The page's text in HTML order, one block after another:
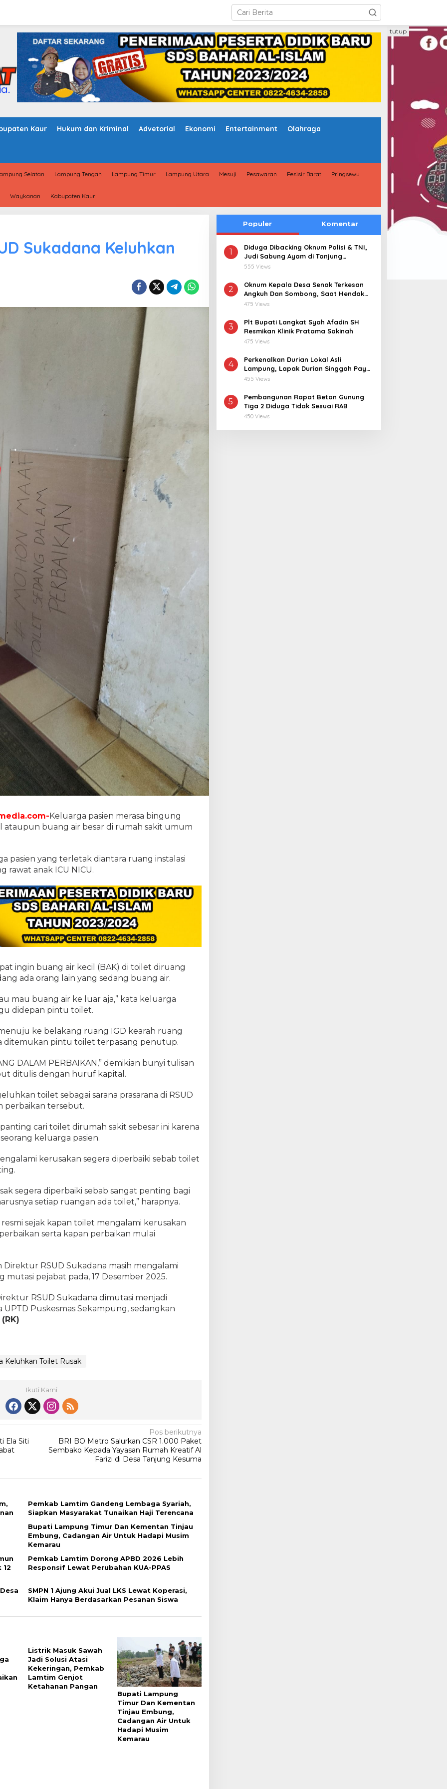
Kaur Hukum dan Kriminal Advetorial Ekonomi Entertainment Olahraga
Selatan Lampung Tengah Lampung Timur Lampung Utara Mesuji Pesawaran Pesisir Barat Pringsewu
Waykanan Kabupaten Kaur
tutup
Sukadana Keluhkan
Keluarga pasien merasa bingung
ataupun buang air besar di rumah sakit umum
pasien yang terletak diantara ruang instalasi
rawat anak ICU NICU.
ingin buang air kecil (BAK) di toilet diruang
ada orang lain yang sedang buang air.
mau buang air ke luar aja,” kata keluarga
didepan pintu toilet.
ke belakang ruang IGD kearah ruang
ditemukan pintu toilet terpasang penutup.
DALAM PERBAIKAN,” demikian bunyi tulisan
ditulis dengan huruf kapital.
toilet sebagai sarana prasarana di RSUD
perbaikan tersebut.
cari toilet dirumah sakit sebesar ini karena
keluarga pasien.
kerusakan segera diperbaiki sebab toilet
segera diperbaiki sebab sangat penting bagi
setiap ruangan ada toilet,” harapnya.
sejak kapan toilet mengalami kerusakan
serta kapan perbaikan mulai
RSUD Sukadana masih mengalami
mutasi pejabat pada, 17 Desember 2025.
RSUD Sukadana dimutasi menjadi
Puskesmas Sekampung, sedangkan
(RK)
Keluhkan Toilet Rusak
Ikuti Kami
Ela Siti
Pos berikutnya
BRI BO Metro Salurkan CSR 1.000 Paket
Sembako Kepada Yayasan Rumah Kreatif Al
Farizi di Desa Tanjung Kesuma
Pemkab Lamtim Gandeng Lembaga Syariah,
Siapkan Masyarakat Tunaikan Haji Terencana
Bupati Lampung Timur Dan Kementan Tinjau
Embung, Cadangan Air Untuk Hadapi Musim
Kemarau
12
Pemkab Lamtim Dorong APBD 2026 Lebih
Responsif Lewat Perubahan KUA-PPAS
SMPN 1 Ajung Akui Jual LKS Lewat Koperasi,
Klaim Hanya Berdasarkan Pesanan Siswa
Listrik Masuk Sawah
Jadi Solusi Atasi
Kekeringan, Pemkab
Lamtim Genjot
Ketahanan Pangan
Bupati Lampung
Timur Dan Kementan
Tinjau Embung,
Cadangan Air Untuk
Hadapi Musim
Kemarau
Populer Komentar
1
Diduga Dibacking Oknum Polisi & TNI,
Judi Sabung Ayam di Tanjung
Kemuning “Kebal Hukum”
555 Views
2
Oknum Kepala Desa Senak Terkesan
Angkuh Dan Sombong, Saat Hendak
Dikonfirmasi Realisasi Dana Desa 2021-
475 Views
3
Plt Bupati Langkat Syah Afadin SH
Resmikan Klinik Pratama Sakinah
475 Views
4
Perkenalkan Durian Lokal Asli
Lampung, Lapak Durian Singgah Pay
kini Hadir di Lampung Timur
455 Views
5
Pembangunan Rapat Beton Gunung
Tiga 2 Diduga Tidak Sesuai RAB
450 Views